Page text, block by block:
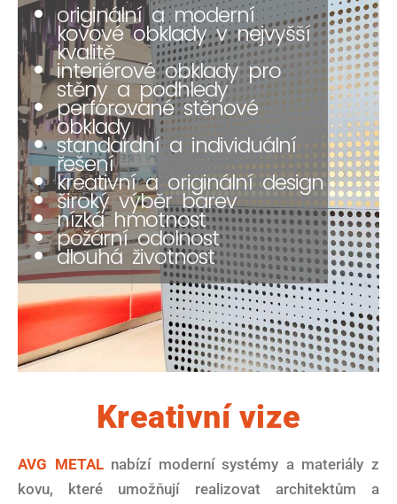
originální a moderní
kovové obklady v nejvyšší
kvalitě
interiérové ​​obklady pro
stěny a podhledy
perforované stěnové
obklady
standardní a individuální
řešení
kreativní a originální design
široký výběr barev
nízká hmotnost
požární odolnost
dlouhá životnost
Kreativní vize
AVG METALnabízí moderní systémy a materiály z
kovu, které umožňují realizovat architektům a